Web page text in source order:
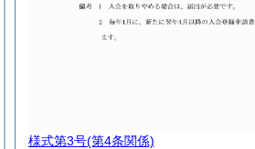
様式第3号(第4条関係)